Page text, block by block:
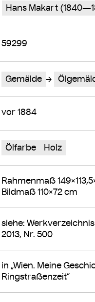
Hans Makart
59299
Gemälde
vor 1884
Ölfarbe Holz
Rahmenmaß
Bildmaß 110×72 cm
siehe:
2013, Nr. 500
in „Wien. Meine
Ringstraßenzeit“